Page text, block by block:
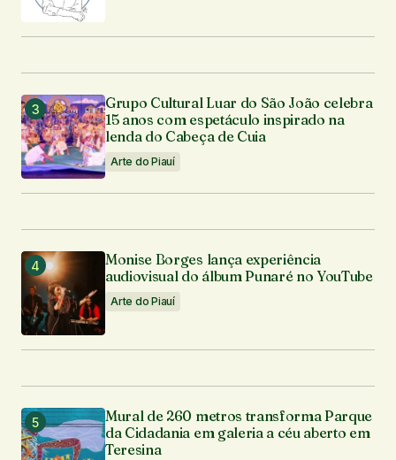
Grupo Cultural Luar do São João celebra
15 anos com espetáculo inspirado na
lenda do Cabeça de Cuia
Arte do Piauí
Monise Borges lança experiência
audiovisual do álbum Punaré no YouTube
Arte do Piauí
Mural de 260 metros transforma Parque
da Cidadania em galeria a céu aberto em
Teresina